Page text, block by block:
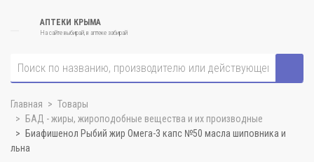
АПТЕКИ КРЫМА
На сайте выбирай, в аптеке забирай
Главная
Товары
БАД - жиры, жироподобные вещества и их производные
Биафишенол Рыбий жир Омега-3 капс №50 масла шиповника и
льна